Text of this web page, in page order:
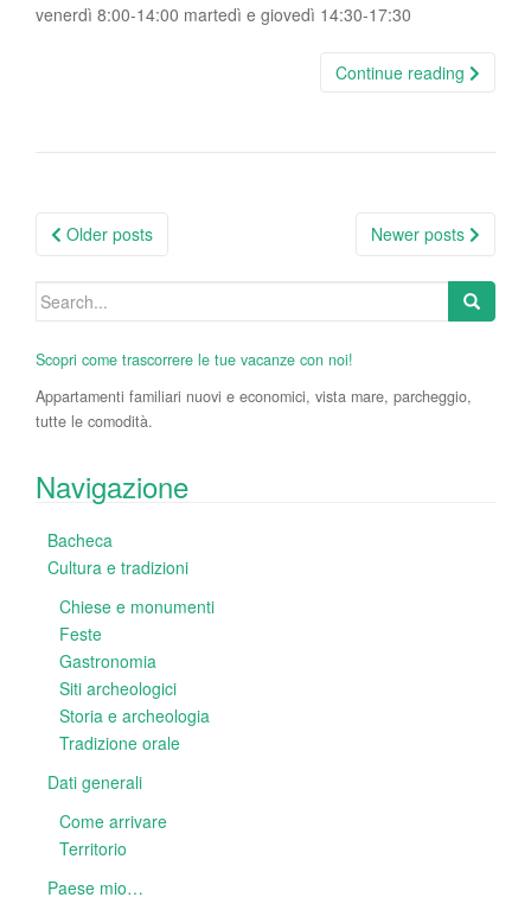
venerdì 8:00-14:00 martedì e giovedì 14:30-17:30
Continue reading
Posts
Older posts Newer posts
Search
Scopri come trascorrere le tue vacanze con noi!
Appartamenti familiari nuovi e economici, vista mare, parcheggio,
tutte le comodità.
Navigazione
Bacheca
Cultura e tradizioni
Chiese e monumenti
Feste
Gastronomia
Siti archeologici
Storia e archeologia
Tradizione orale
Dati generali
Come arrivare
Territorio
Paese mio…